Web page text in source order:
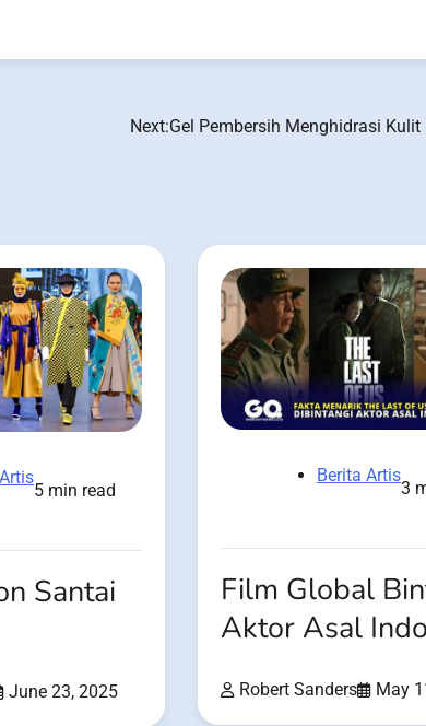
Next:Gel Pembersih Menghidrasi Kulit
5 min read
Santai
June 23, 2025
Berita Artis
3
Film Global
Aktor Asal
Robert Sanders May